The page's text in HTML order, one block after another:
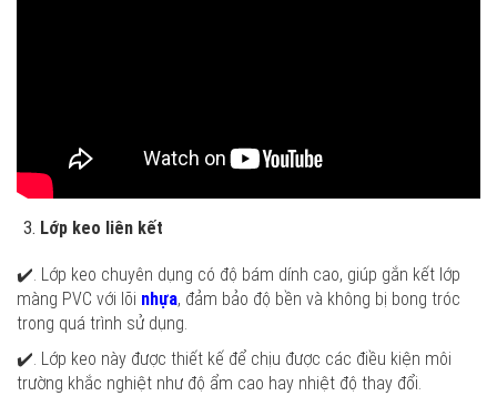
Lớp keo liên kết
✔️. Lớp keo chuyên dụng có độ bám dính cao, giúp gắn kết lớp
màng PVC với lõi nhựa, đảm bảo độ bền và không bị bong tróc
trong quá trình sử dụng.
✔️. Lớp keo này được thiết kế để chịu được các điều kiện môi
trường khắc nghiệt như độ ẩm cao hay nhiệt độ thay đổi.